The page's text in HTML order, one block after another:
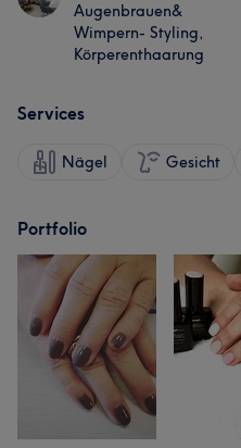
Augenbrauen&
Wimpern- Styling,
Körperenthaarung
Services
Nägel Gesicht
Portfolio